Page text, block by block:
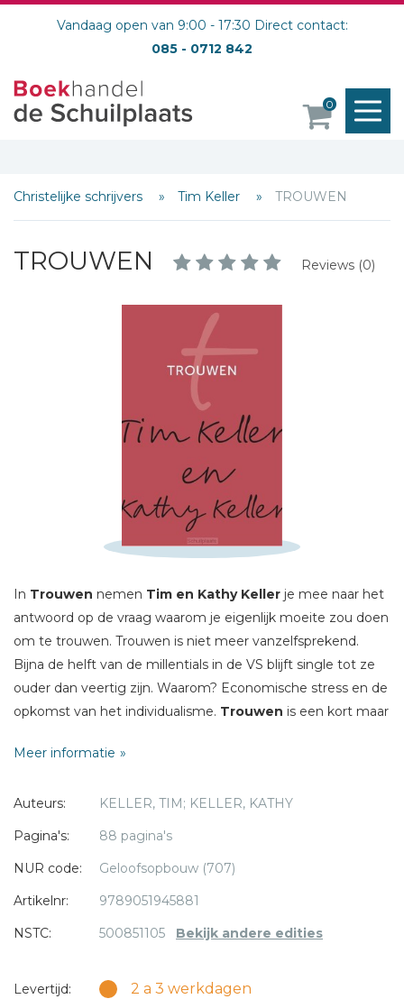
Vandaag open van 9:00 - 17:30 Direct contact:
085 - 0712 842
0
Christelijke schrijvers Tim Keller TROUWEN
TROUWEN Reviews (0)
In Trouwen nemen Tim en Kathy Keller je mee naar het
antwoord op de vraag waarom je eigenlijk moeite zou doen
om te trouwen. Trouwen is niet meer vanzelfsprekend.
Bijna de helft van de millentials in de VS blijft single tot ze
ouder dan veertig zijn. Waarom? Economische stress en de
opkomst van het individualisme. Trouwen is een kort maar
van het huwelijk laten zien binnen Gods visie op het leven.
Een prachtig cadeauboekje voor iedereen die nadenkt over
een relatie en het huwelijk als instelling.
Meer informatie
Auteurs:
KELLER, TIM; KELLER, KATHY
Pagina's:
88 pagina's
NUR code:
Geloofsopbouw (707)
Artikelnr:
9789051945881
NSTC:
500851105 Bekijk andere edities
Levertijd: 2 a 3 werkdagen
Schrijf hieronder je review!
E-mail *
Titel *
* = verplicht